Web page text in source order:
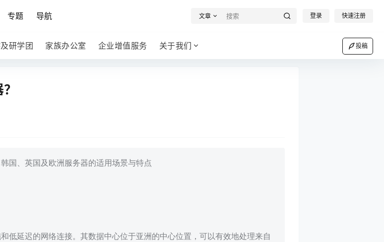
专题 导航 文章 登录 快速注册
研学团 家族办公室 企业增值服务 关于我们 投稿
国、英国及欧洲服务器的适用场景与特点
低延迟的网络连接。其数据中心位于亚洲的中心位置，可以有效地处理来自